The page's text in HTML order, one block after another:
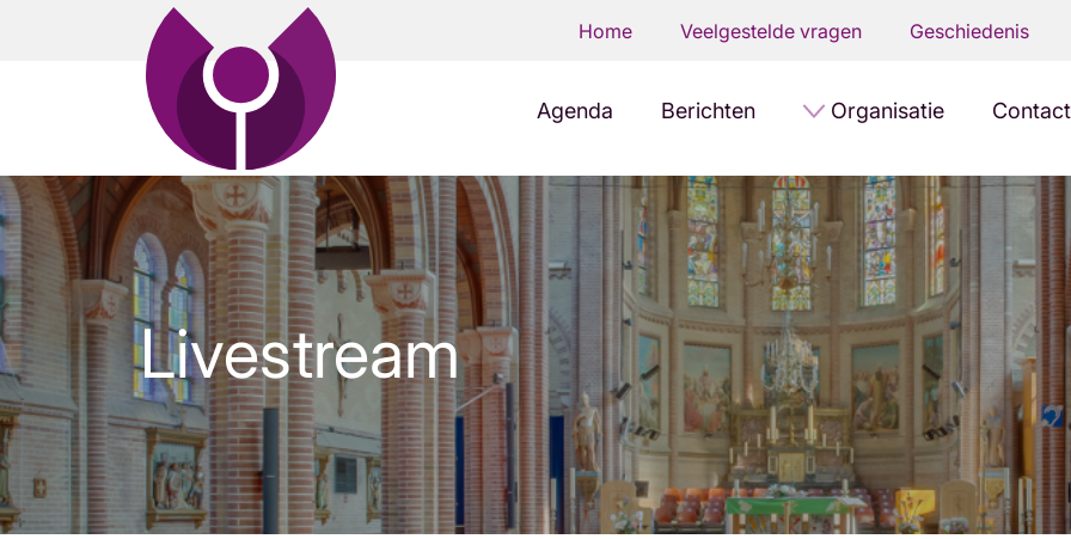
Home Veelgestelde vragen Geschiedenis
Agenda Berichten Organisatie Contact
Livestream